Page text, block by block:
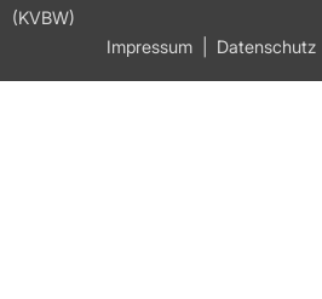
(KVBW)
Impressum
Datenschutz